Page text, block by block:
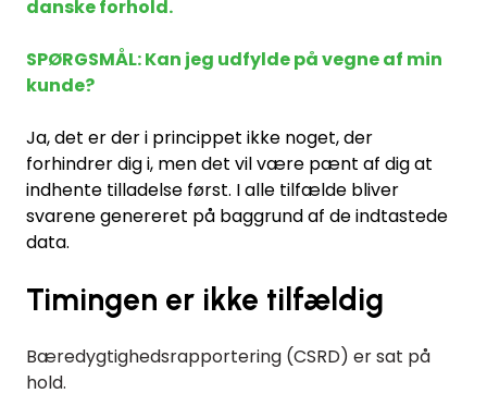
danske forhold.
SPØRGSMÅL: Kan jeg udfylde på vegne af min
kunde?
Ja, det er der i princippet ikke noget, der
forhindrer dig i, men det vil være pænt af dig at
indhente tilladelse først. I alle tilfælde bliver
svarene genereret på baggrund af de indtastede
data.
Timingen er ikke tilfældig
Bæredygtighedsrapportering (CSRD) er sat på
hold.